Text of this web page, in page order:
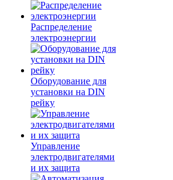
Распределение
электроэнергии
Оборудование для
установки на DIN
рейку
Управление
электродвигателями
и их защита